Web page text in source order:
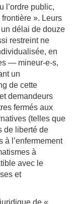
l’ordre public,
». Leurs
délai de douze
restreint ne
en
— mineur-e-s,
un
de cette
demandeurs
fermés aux
(telles que
de liberté de
à l’enfermement
à
avec le
et